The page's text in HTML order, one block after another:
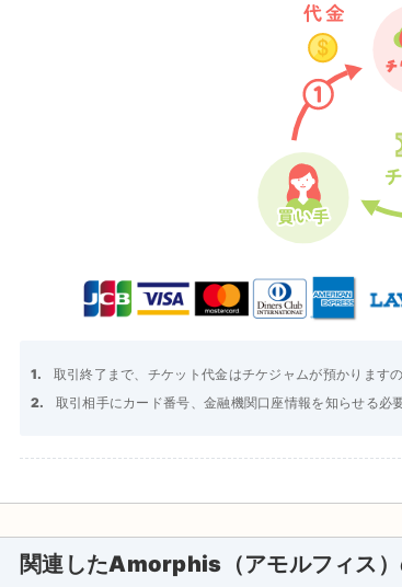
取引終了まで、チケット代金はチケジャムが預かります
取引相手にカード番号、金融機関口座情報を知らせる必
関連したAmorphis（アモルフィス）